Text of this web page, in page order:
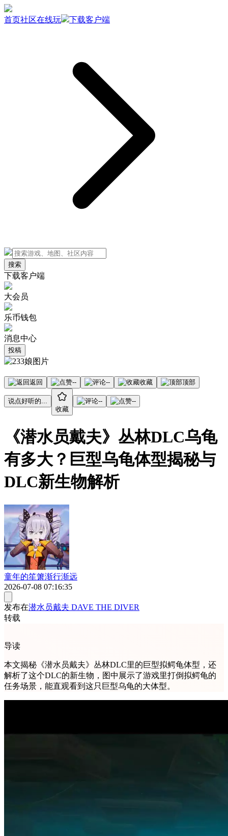
首页社区在线玩 下载客户端
搜索
下载客户端
大会员
乐币钱包
消息中心
投稿
返回 -- -- 收藏 顶部
说点好听的...
收藏
-- --
《潜水员戴夫》丛林DLC乌龟
有多大？巨型乌龟体型揭秘与
DLC新生物解析
童年的笙箫渐行渐远
2026-07-08 07:16:35
发布在潜水员戴夫 DAVE THE DIVER
转载
导读
本文揭秘《潜水员戴夫》丛林DLC里的巨型拟鳄龟体型，还
解析了这个DLC的新生物，图中展示了游戏里打倒拟鳄龟的
任务场景，能直观看到这只巨型乌龟的大体型。